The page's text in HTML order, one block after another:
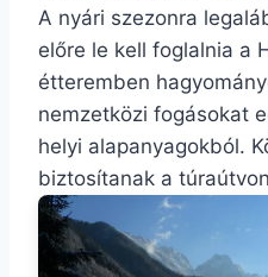
A nyári szezonra
előre le kell foglalnia a
étteremben
nemzetközi fogásokat
helyi alapanyagokból.
biztosítanak a